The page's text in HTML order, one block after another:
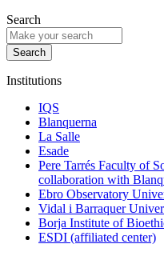
Search
Institutions
IQS
Blanquerna
La Salle
Esade
Pere Tarrés Faculty of
collaboration with
Ebro Observatory
Vidal i Barraquer
Borja Institute of
ESDI (affiliated center)